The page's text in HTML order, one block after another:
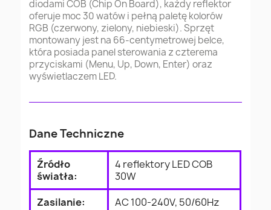
diodami COB (Chip On Board), każdy reflektor
oferuje moc 30 watów i pełną paletę kolorów
RGB (czerwony, zielony, niebieski). Sprzęt
montowany jest na 66-centymetrowej belce,
która posiada panel sterowania z czterema
przyciskami (Menu, Up, Down, Enter) oraz
wyświetlaczem LED.
Dane Techniczne
Źródło
światła:
4 reflektory LED COB
30W
Zasilanie:
AC 100-240V, 50/60Hz